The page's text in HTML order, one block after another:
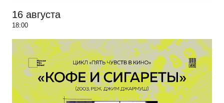
16 августа
18:00